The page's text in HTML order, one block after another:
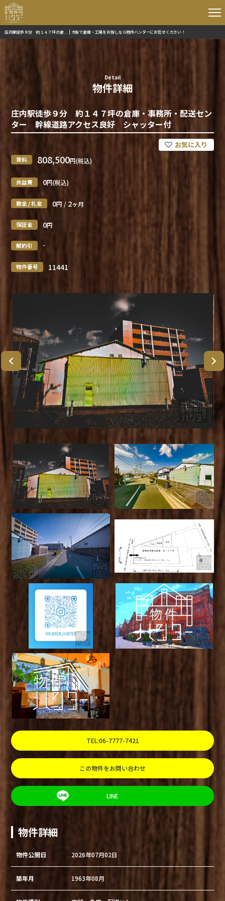
庄内駅徒歩９分 約１４７坪の倉... | 大阪で倉庫・工場をお探しなら物件ハンターにお任せください！
Detail
物件詳細
庄内駅徒歩９分 約１４７坪の倉庫・事務所・配送セン
ター 幹線道路アクセス良好 シャッター付
賃料 808,500円(税込)
共益費 0円(税込)
敷金 / 礼金 0円 / 2ヶ月
保証金 0円
解約引 -
物件番号 11441
TEL:06-7777-7421
この物件をお問い合わせ
LINE
物件詳細
物件公開日 2026年07月02日
築年月 1963年08月